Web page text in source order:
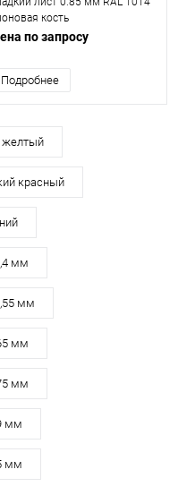
кость
по запросу
Подробнее
желтый
красный
мм
мм
мм
мм
мм
мм